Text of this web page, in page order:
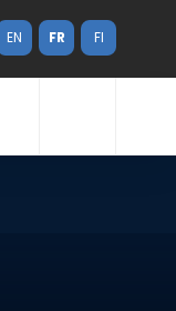
EN FR FI